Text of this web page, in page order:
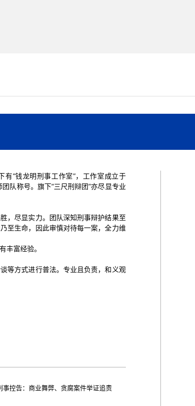
“钱龙明刑事工作室”，工作室成立于
队称号。旗下“三尺刑辩团”亦尽显专业
，尽显实力。团队深知刑事辩护结果至
至生命，因此审慎对待每一案，全力维
丰富经验。
等方式进行普法。专业且负责，和义观
事控告：商业舞弊、贪腐案件举证追责